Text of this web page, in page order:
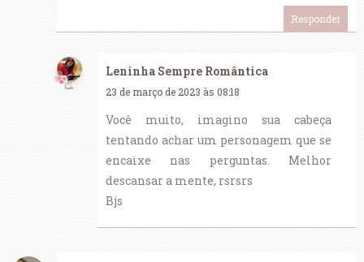
Responder
Leninha Sempre Romântica
23 de março de 2023 às 08:18
Você muito, imagino sua cabeça
tentando achar um personagem que se
encaixe nas perguntas. Melhor
descansar a mente, rsrsrs
Bjs